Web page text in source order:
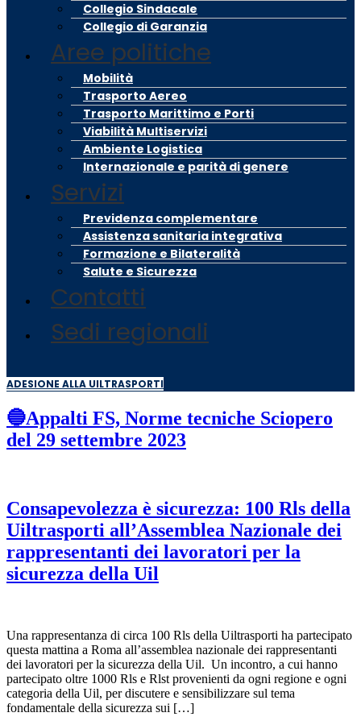
Collegio Sindacale
Collegio di Garanzia
Aree politiche
Mobilità
Trasporto Aereo
Trasporto Marittimo e Porti
Viabilità Multiservizi
Ambiente Logistica
Internazionale e parità di genere
Servizi
Previdenza complementare
Assistenza sanitaria integrativa
Formazione e Bilateralità
Salute e Sicurezza
Contatti
Sedi regionali
ADESIONE ALLA UILTRASPORTI
🔵Appalti FS, Norme tecniche Sciopero
del 29 settembre 2023
Consapevolezza è sicurezza: 100 Rls della
Uiltrasporti all’Assemblea Nazionale dei
rappresentanti dei lavoratori per la
sicurezza della Uil
Una rappresentanza di circa 100 Rls della Uiltrasporti ha partecipato
questa mattina a Roma all’assemblea nazionale dei rappresentanti
dei lavoratori per la sicurezza della Uil. Un incontro, a cui hanno
partecipato oltre 1000 Rls e Rlst provenienti da ogni regione e ogni
categoria della Uil, per discutere e sensibilizzare sul tema
fondamentale della sicurezza sui […]